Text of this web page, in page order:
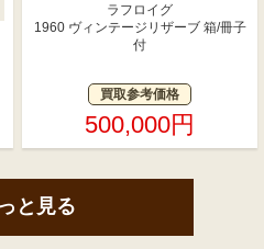
ラフロイグ
1960 ヴィンテージリザーブ 箱/冊子
付
買取参考価格
500,000円
と見る